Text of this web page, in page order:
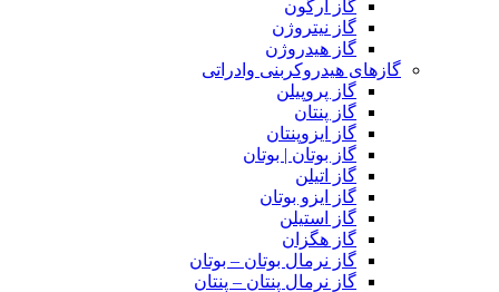
گاز آرگون
گاز نیتروژن
گاز هیدروژن
گازهای هیدروکربنی وادراتی
گاز پروپیلن
گاز پنتان
گاز ایزوپنتان
گاز بوتان | بوتان
گاز اتیلن
گاز ایزو بوتان
گاز استیلن
گاز هگزان
گاز نرمال بوتان – بوتان
گاز نرمال پنتان – پنتان